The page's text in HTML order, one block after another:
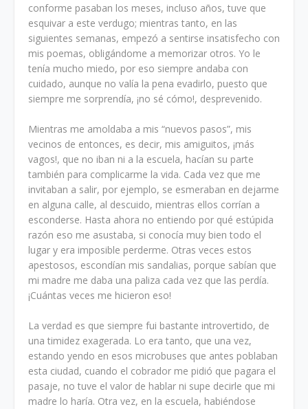
conforme pasaban los meses, incluso años, tuve que
esquivar a este verdugo; mientras tanto, en las
siguientes semanas, empezó a sentirse insatisfecho con
mis poemas, obligándome a memorizar otros. Yo le
tenía mucho miedo, por eso siempre andaba con
cuidado, aunque no valía la pena evadirlo, puesto que
siempre me sorprendía, ¡no sé cómo!, desprevenido.
Mientras me amoldaba a mis “nuevos pasos”, mis
vecinos de entonces, es decir, mis amiguitos, ¡más
vagos!, que no iban ni a la escuela, hacían su parte
también para complicarme la vida. Cada vez que me
invitaban a salir, por ejemplo, se esmeraban en dejarme
en alguna calle, al descuido, mientras ellos corrían a
esconderse. Hasta ahora no entiendo por qué estúpida
razón eso me asustaba, si conocía muy bien todo el
lugar y era imposible perderme. Otras veces estos
apestosos, escondían mis sandalias, porque sabían que
mi madre me daba una paliza cada vez que las perdía.
¡Cuántas veces me hicieron eso!
La verdad es que siempre fui bastante introvertido, de
una timidez exagerada. Lo era tanto, que una vez,
estando yendo en esos microbuses que antes poblaban
esta ciudad, cuando el cobrador me pidió que pagara el
pasaje, no tuve el valor de hablar ni supe decirle que mi
madre lo haría. Otra vez, en la escuela, habiéndose